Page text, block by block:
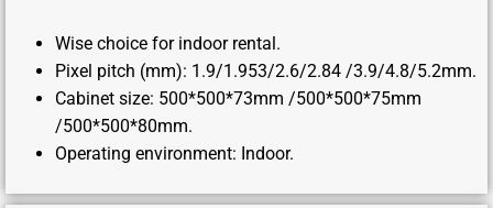
Wise choice for indoor rental.
Pixel pitch (mm): 1.9/1.953/2.6/2.84 /3.9/4.8/5.2mm.
Cabinet size: 500*500*73mm /500*500*75mm
/500*500*80mm.
Operating environment: Indoor.